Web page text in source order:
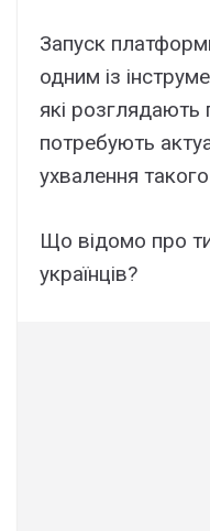
Запуск
одним із
які розглядають
потребують
ухвалення
Що відомо про
українців?